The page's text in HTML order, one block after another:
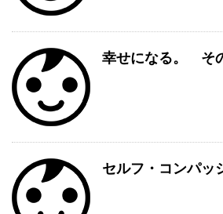
幸せになる。 そ
セルフ・コンパッ